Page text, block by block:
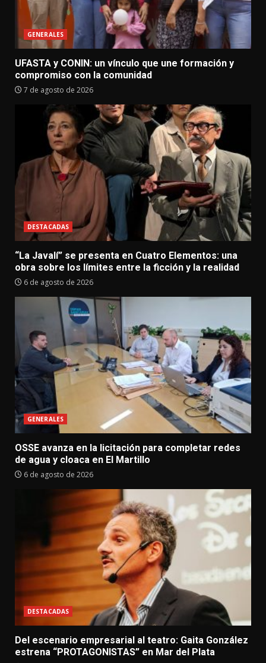
GENERALES
UFASTA y CONIN: un vínculo que une formación y
compromiso con la comunidad
7 de agosto de 2026
DESTACADAS
“La Javalí” se presenta en Cuatro Elementos: una
obra sobre los límites entre la ficción y la realidad
6 de agosto de 2026
GENERALES
OSSE avanza en la licitación para completar redes
de agua y cloaca en El Martillo
6 de agosto de 2026
DESTACADAS
Del escenario empresarial al teatro: Gaita González
estrena “PROTAGONISTAS” en Mar del Plata